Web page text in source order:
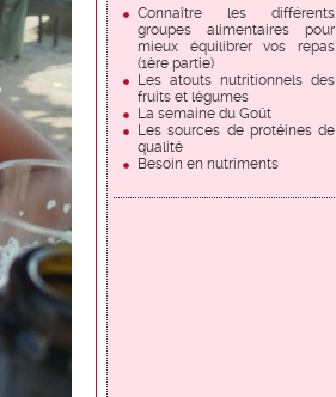
Connaître les différents
groupes alimentaires pour
mieux équilibrer vos repas
(1ère partie)
Les atouts nutritionnels des
fruits et légumes
La semaine du Goût
Les sources de protéines de
qualité
Besoin en nutriments